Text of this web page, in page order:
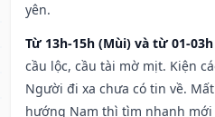
yên.
Từ 13h-15h (Mùi) và từ 01-
cầu lộc, cầu tài mờ mịt. Kiện
Người đi xa chưa có tin về.
hướng Nam thì tìm nhanh